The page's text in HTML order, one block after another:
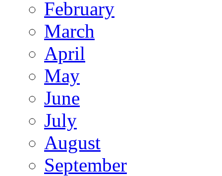
February
March
April
May
June
July
August
September